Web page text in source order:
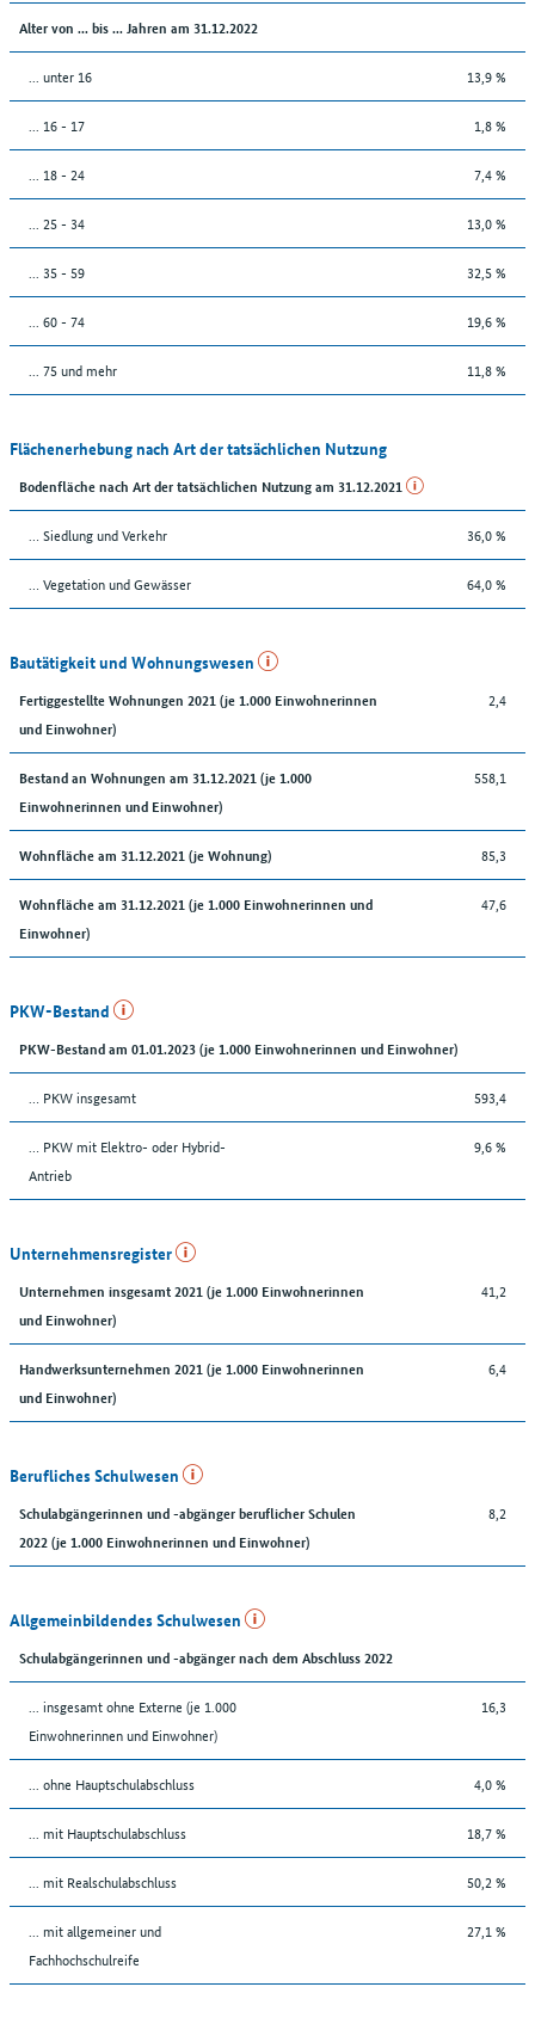
Alter von ... bis ... Jahren am 31.12.2022
... unter 16 13,9 %
... 16 - 17 1,8 %
... 18 - 24 7,4 %
... 25 - 34 13,0 %
... 35 - 59 32,5 %
... 60 - 74 19,6 %
... 75 und mehr 11,8 %
Flächenerhebung nach Art der tatsächlichen Nutzung
Bodenfläche nach Art der tatsächlichen Nutzung am 31.12.2021
… Siedlung und Verkehr 36,0 %
… Vegetation und Gewässer 64,0 %
Bautätigkeit und Wohnungswesen
Fertiggestellte Wohnungen 2021 (je 1.000 Einwohnerinnen
und Einwohner)
2,4
Bestand an Wohnungen am 31.12.2021 (je 1.000
Einwohnerinnen und Einwohner)
558,1
Wohnfläche am 31.12.2021 (je Wohnung) 85,3
Wohnfläche am 31.12.2021 (je 1.000 Einwohnerinnen und
Einwohner)
47,6
PKW-Bestand
PKW-Bestand am 01.01.2023 (je 1.000 Einwohnerinnen und Einwohner)
… PKW insgesamt 593,4
… PKW mit Elektro- oder Hybrid-
Antrieb
9,6 %
Unternehmensregister
Unternehmen insgesamt 2021 (je 1.000 Einwohnerinnen
und Einwohner)
41,2
Handwerksunternehmen 2021 (je 1.000 Einwohnerinnen
und Einwohner)
6,4
Berufliches Schulwesen
Schulabgängerinnen und -abgänger beruflicher Schulen
2022 (je 1.000 Einwohnerinnen und Einwohner)
8,2
Allgemeinbildendes Schulwesen
Schulabgängerinnen und -abgänger nach dem Abschluss 2022
... insgesamt ohne Externe (je 1.000
Einwohnerinnen und Einwohner)
16,3
... ohne Hauptschulabschluss 4,0 %
... mit Hauptschulabschluss 18,7 %
... mit Realschulabschluss 50,2 %
... mit allgemeiner und
Fachhochschulreife
27,1 %